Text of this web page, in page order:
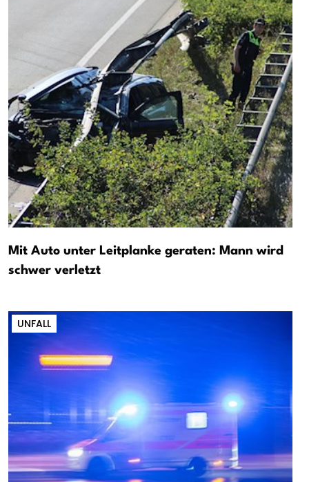
Mit Auto unter Leitplanke geraten: Mann wird
schwer verletzt
UNFALL